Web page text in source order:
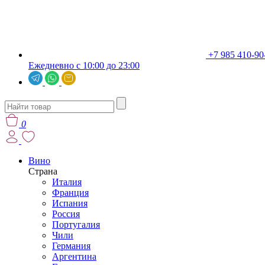
+7 985 410-
Ежедневно с 10:00 до 23:00
0
Вино
Страна
Италия
Франция
Испания
Россия
Португалия
Чили
Германия
Аргентина